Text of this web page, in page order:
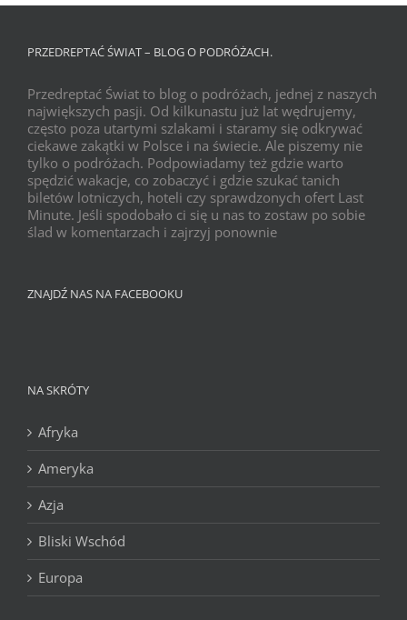
PRZEDREPTAĆ ŚWIAT – BLOG O PODRÓŻACH.
Przedreptać Świat to blog o podróżach, jednej z naszych
największych pasji. Od kilkunastu już lat wędrujemy,
często poza utartymi szlakami i staramy się odkrywać
ciekawe zakątki w Polsce i na świecie. Ale piszemy nie
tylko o podróżach. Podpowiadamy też gdzie warto
spędzić wakacje, co zobaczyć i gdzie szukać tanich
biletów lotniczych, hoteli czy sprawdzonych ofert Last
Minute. Jeśli spodobało ci się u nas to zostaw po sobie
ślad w komentarzach i zajrzyj ponownie
ZNAJDŹ NAS NA FACEBOOKU
NA SKRÓTY
Afryka
Ameryka
Azja
Bliski Wschód
Europa